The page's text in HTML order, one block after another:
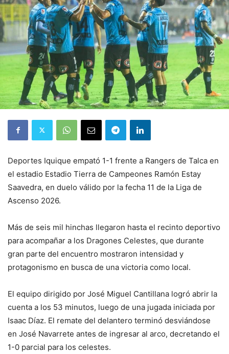
Deportes Iquique empató 1-1 frente a Rangers de Talca en
el estadio Estadio Tierra de Campeones Ramón Estay
Saavedra, en duelo válido por la fecha 11 de la Liga de
Ascenso 2026.
Más de seis mil hinchas llegaron hasta el recinto deportivo
para acompañar a los Dragones Celestes, que durante
gran parte del encuentro mostraron intensidad y
protagonismo en busca de una victoria como local.
El equipo dirigido por José Miguel Cantillana logró abrir la
cuenta a los 53 minutos, luego de una jugada iniciada por
Isaac Díaz. El remate del delantero terminó desviándose
en José Navarrete antes de ingresar al arco, decretando el
1-0 parcial para los celestes.